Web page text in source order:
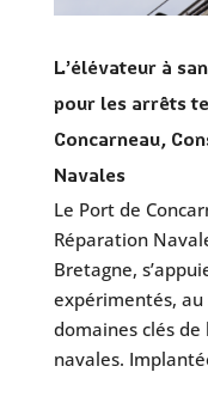
L’élévateur à
pour les arrêts
Concarneau,
Navales
Le Port de
Réparation
Bretagne,
expérimentés,
domaines clés
navales.